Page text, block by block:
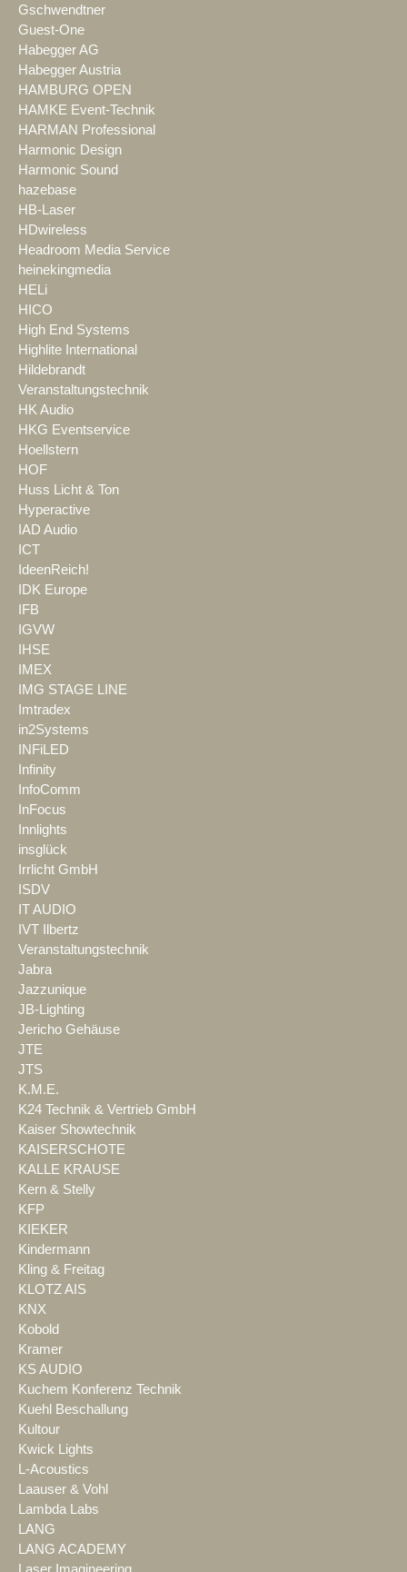
Gschwendtner
Guest-One
Habegger AG
Habegger Austria
HAMBURG OPEN
HAMKE Event-Technik
HARMAN Professional
Harmonic Design
Harmonic Sound
hazebase
HB-Laser
HDwireless
Headroom Media Service
heinekingmedia
HELi
HICO
High End Systems
Highlite International
Hildebrandt
Veranstaltungstechnik
HK Audio
HKG Eventservice
Hoellstern
HOF
Huss Licht & Ton
Hyperactive
IAD Audio
ICT
IdeenReich!
IDK Europe
IFB
IGVW
IHSE
IMEX
IMG STAGE LINE
Imtradex
in2Systems
INFiLED
Infinity
InfoComm
InFocus
Innlights
insglück
Irrlicht GmbH
ISDV
IT AUDIO
IVT Ilbertz
Veranstaltungstechnik
Jabra
Jazzunique
JB-Lighting
Jericho Gehäuse
JTE
JTS
K.M.E.
K24 Technik & Vertrieb GmbH
Kaiser Showtechnik
KAISERSCHOTE
KALLE KRAUSE
Kern & Stelly
KFP
KIEKER
Kindermann
Kling & Freitag
KLOTZ AIS
KNX
Kobold
Kramer
KS AUDIO
Kuchem Konferenz Technik
Kuehl Beschallung
Kultour
Kwick Lights
L-Acoustics
Laauser & Vohl
Lambda Labs
LANG
LANG ACADEMY